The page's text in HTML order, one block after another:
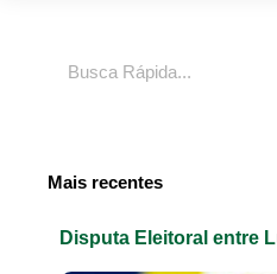
Mais recentes
Disputa Eleitoral entre